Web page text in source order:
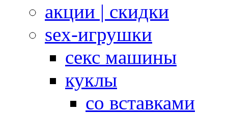
акции | скидки
sex-игрушки
секс машины
куклы
со вставками